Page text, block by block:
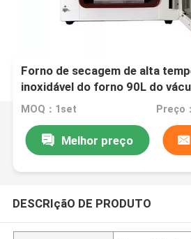
Forno de secagem de alta
inoxidável do forno 90L do
MOQ：1set Preço
Melhor preço
DESCRIçãO DE PRODUTO